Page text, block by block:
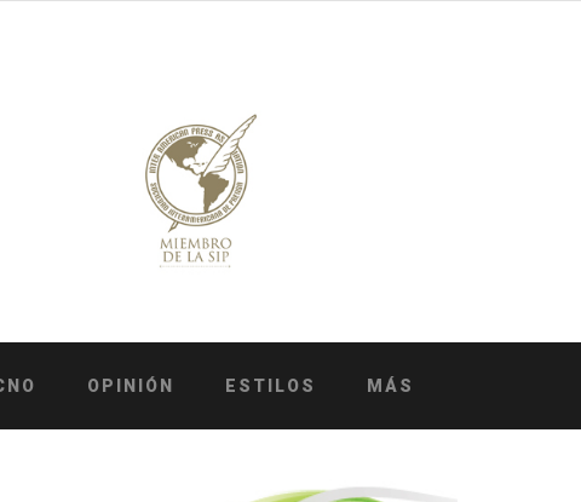
OPINIÓN ESTILOS MÁS